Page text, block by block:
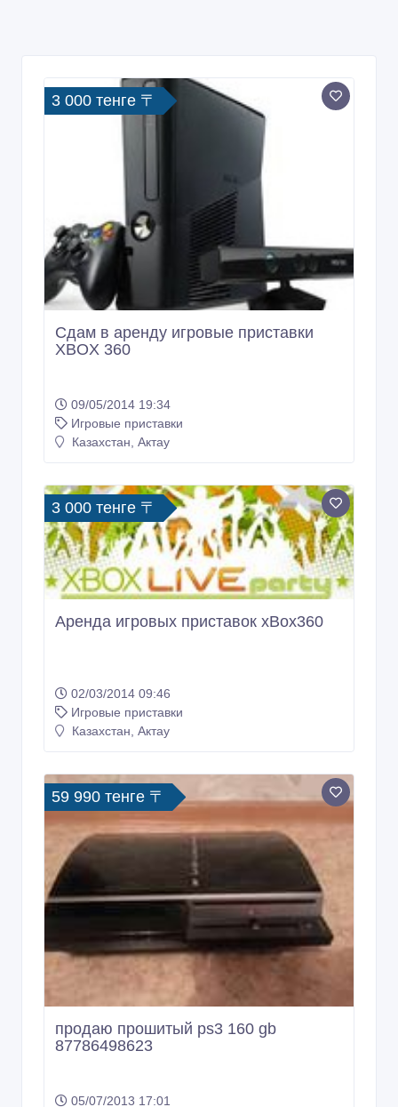
3 000 тенге 〒
Сдам в аренду игровые приставки
XBOX 360
09/05/2014 19:34
Игровые приставки
Казахстан, Актау
3 000 тенге 〒
Аренда игровых приставок xBox360
02/03/2014 09:46
Игровые приставки
Казахстан, Актау
59 990 тенге 〒
продаю прошитый ps3 160 gb
87786498623
05/07/2013 17:01